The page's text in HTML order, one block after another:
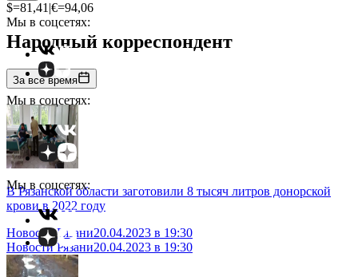
$=81,41 |€=94,06
Мы в соцсетях:
Мы в соцсетях:
Мы в соцсетях:
Народный корреспондент
За все время
В Рязанской области заготовили 8 тысяч литров донорской
крови в 2022 году
Новости Рязани20.04.2023 в 19:30
Новости Рязани20.04.2023 в 19:30